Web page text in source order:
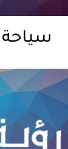
سياحة